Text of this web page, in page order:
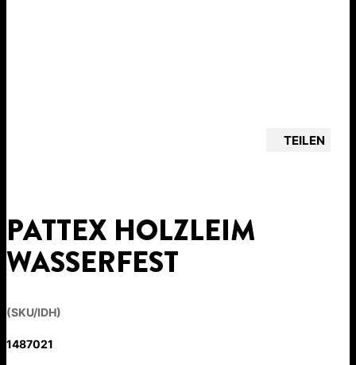
TEILEN
PATTEX HOLZLEIM
WASSERFEST
(SKU/IDH)
1487021